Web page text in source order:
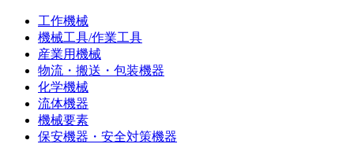
工作機械
機械工具/作業工具
産業用機械
物流・搬送・包装機器
化学機械
流体機器
機械要素
保安機器・安全対策機器